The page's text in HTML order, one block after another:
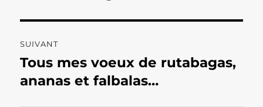
SUIVANT
Publication
suivante :
Tous mes voeux de rutabagas,
ananas et falbalas…